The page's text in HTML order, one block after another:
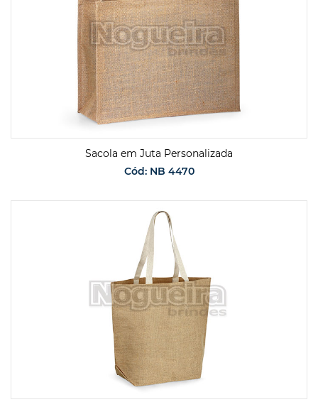
Sacola em Juta Personalizada
Cód: NB 4470
SOLICITAR ORÇAMENTO